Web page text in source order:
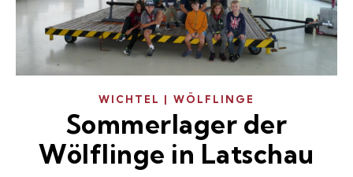
WICHTEL | WÖLFLINGE
Sommerlager der
Wölflinge in Latschau